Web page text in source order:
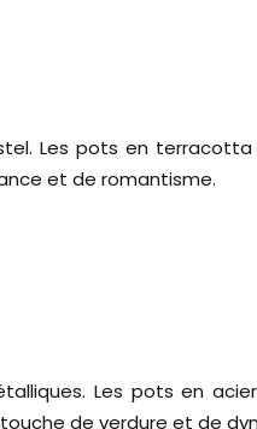
Les pots en
et de romantisme.
Les pots en
de verdure et de